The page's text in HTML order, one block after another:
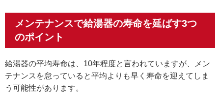
メンテナンスで給湯器の寿命を延ばす3つ
のポイント
給湯器の平均寿命は、10年程度と言われていますが、メン
テナンスを怠っていると平均よりも早く寿命を迎えてしま
う可能性があります。